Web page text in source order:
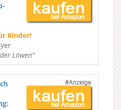
Kinder!
Löwen“